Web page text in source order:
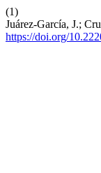
(1)
Juárez-García, J.;
https://doi.org/